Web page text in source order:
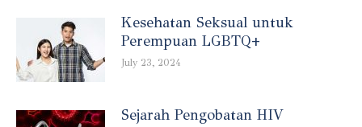
Kesehatan Seksual untuk
Perempuan LGBTQ+
July 23, 2024
Sejarah Pengobatan HIV